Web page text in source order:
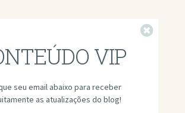
VIP
seu email abaixo para receber
as atualizações do blog!